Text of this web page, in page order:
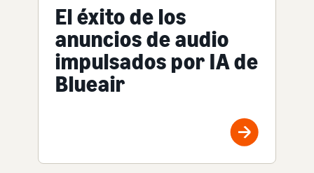
El éxito de los
anuncios de audio
impulsados por IA de
Blueair